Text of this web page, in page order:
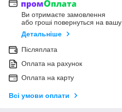
Ви отримаєте замовлення
або гроші повернуться на вашу
Детальніше
Післяплата
Оплата на рахунок
Оплата на карту
Всі умови оплати